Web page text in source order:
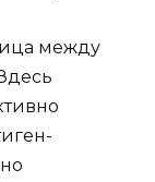
между